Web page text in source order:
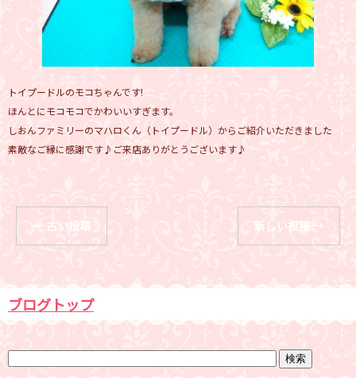
トイプードルのモコちゃんです!
ほんとにモコモコでかわいいすぎます。
しおんファミリーのマハロくん（トイプードル）からご紹介いただきました
素敵なご縁に感謝です♪ご来店ありがとうございます♪
← 古い投稿 新しい投稿 →
ブログトップ